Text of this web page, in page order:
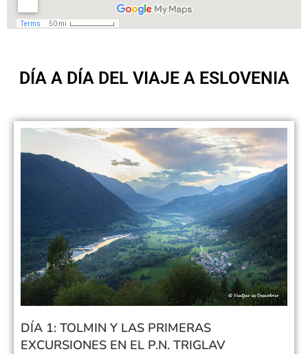
DÍA A DÍA DEL VIAJE A ESLOVENIA
DÍA 1: TOLMIN Y LAS PRIMERAS
EXCURSIONES EN EL P.N. TRIGLAV